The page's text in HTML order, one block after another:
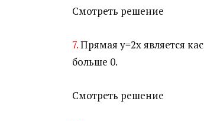
Смотреть решение
7.Прямая у=2х является
больше 0.
Смотреть решение